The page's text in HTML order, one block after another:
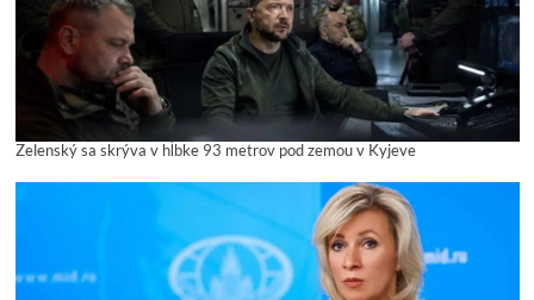
Zelenský sa skrýva v hĺbke 93 metrov pod zemou v Kyjeve